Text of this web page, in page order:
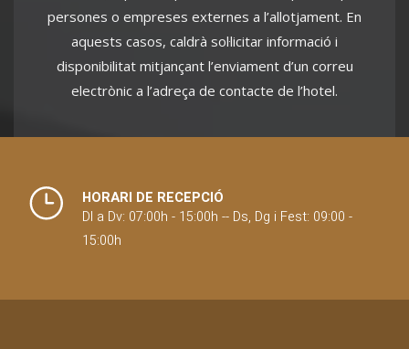
electrònic a l’adreça de contacte de l’hotel.
HORARI DE RECEPCIÓ
Dl a Dv: 07:00h - 15:00h -- Ds, Dg i Fest: 09:00 -
15:00h